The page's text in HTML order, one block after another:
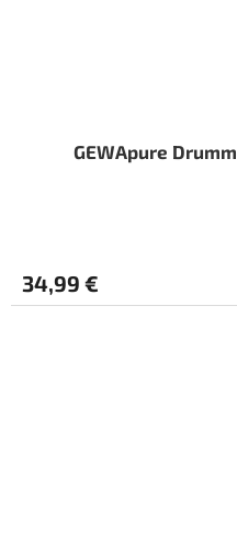
GEWApure
34,99 €